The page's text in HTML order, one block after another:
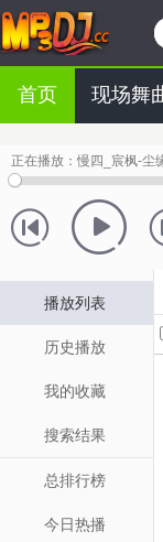
首页 现场舞
正在播放： 慢四_宸枫-尘
播放列表
历史播放
我的收藏
搜索结果
总排行榜
今日热播